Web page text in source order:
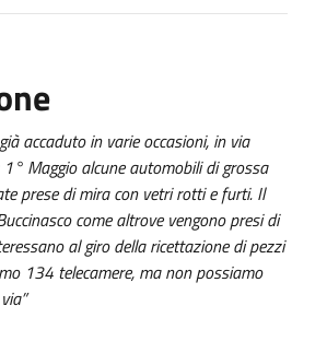
accaduto in varie occasioni, in via
Maggio alcune automobili di grossa
prese di mira con vetri rotti e furti. Il
come altrove vengono presi di
al giro della ricettazione di pezzi
134 telecamere, ma non possiamo